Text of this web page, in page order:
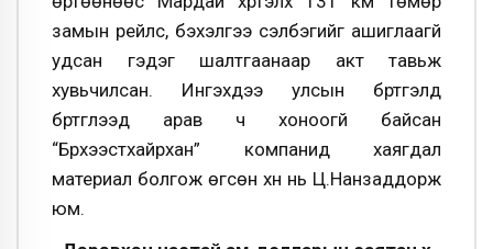
замын рейлс, бэхэлгээ сэлбэгийг ашиглаагүй
удсан гэдэг шалтгаанаар акт тавьж
хувьчилсан. Ингэхдээ улсын бүртгэлд
бүртгүүлээд арав ч хоноогүй байсан
“Бүрхээстхайрхан” компанид хаягдал
материал болгож өгсөн хүн нь Ц.Нанзаддорж
юм.